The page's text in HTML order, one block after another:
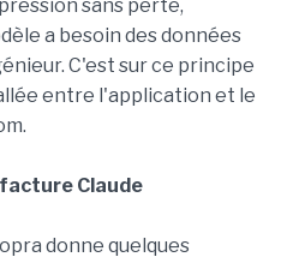
sans perte,
a besoin des données
C'est sur ce principe
entre l'application et le
Claude
donne quelques